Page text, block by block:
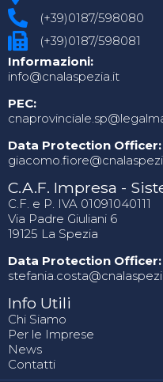
(+39)0187/598080
(+39)0187/598081
Informazioni:
info@cnalaspezia.it
PEC:
Data Protection Officer:
C.A.F. Impresa -
C.F. e P. IVA 01091040111
Via Padre Giuliani 6
19125 La Spezia
Data Protection Officer:
Info Utili
Chi Siamo
Per le Imprese
News
Contatti